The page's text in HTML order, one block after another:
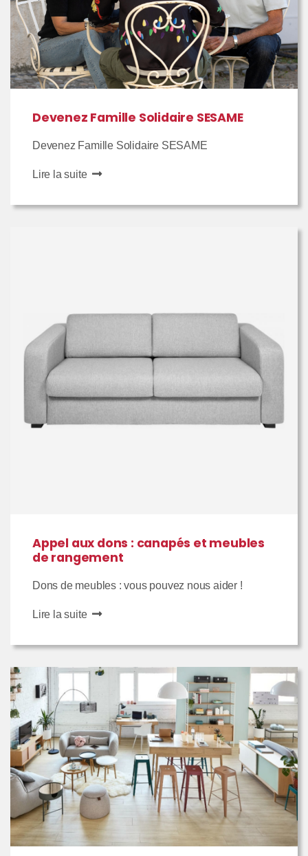
Devenez Famille Solidaire SESAME
Devenez Famille Solidaire SESAME
Lire la suite
Appel aux dons : canapés et meubles
de rangement
Dons de meubles : vous pouvez nous aider !
Lire la suite